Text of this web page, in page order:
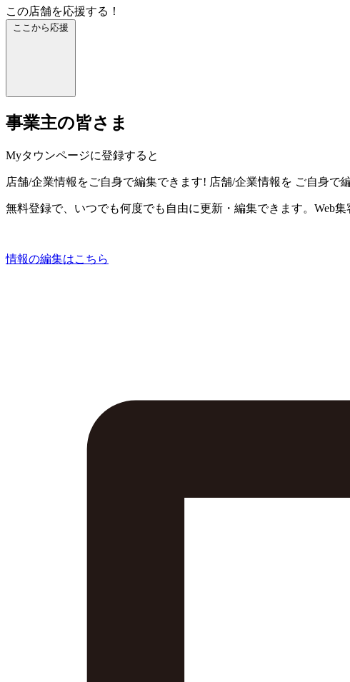
この店舗を応援する！
ここから応援
事業主の皆さま
Myタウンページに登録すると
店舗/企業情報をご自身で編集できます! 店舗/企業情報を ご自身で
無料登録で、いつでも何度でも自由に更新・編集できます。Web集
情報の編集はこちら